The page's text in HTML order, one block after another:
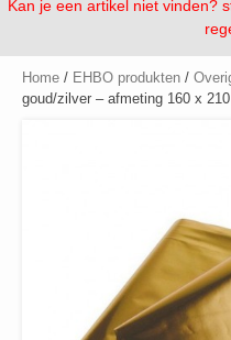
Kan je een artikel niet vinden?
Home / EHBO produkten /
goud/zilver – afmeting 160 x